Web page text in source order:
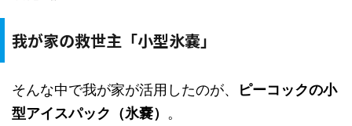
我が家の救世主「小型氷嚢」
そんな中で我が家が活用したのが、 ピーコックの小
型アイスパック（氷嚢） 。